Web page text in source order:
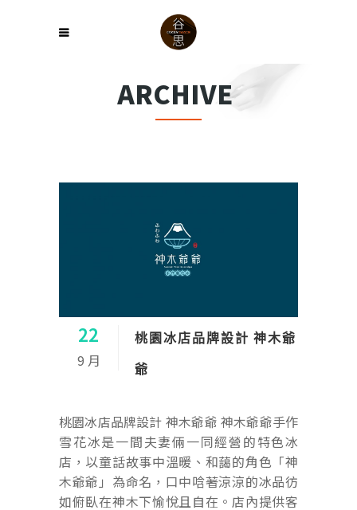
ARCHIVE
22
9 月
桃園冰店品牌設計 神木爺
爺
桃園冰店品牌設計 神木爺爺 神木爺爺手作
雪花冰是一間夫妻倆一同經營的特色冰
店，以童話故事中溫暖、和藹的角色「神
木爺爺」為命名，口中唅著涼涼的冰品彷
如俯臥在神木下愉悅且自在。店內提供客